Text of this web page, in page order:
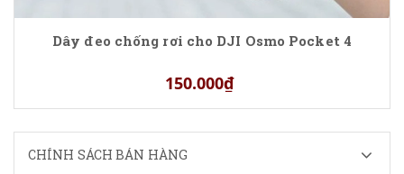
Dây đeo chống rơi cho DJI Osmo Pocket 4
150.000₫
CHÍNH SÁCH BÁN HÀNG